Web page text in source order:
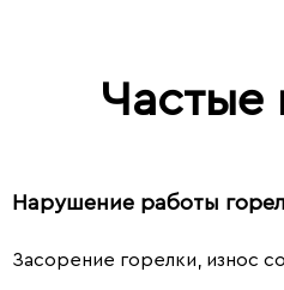
Частые
Нарушение работы
Засорение горелки, износ